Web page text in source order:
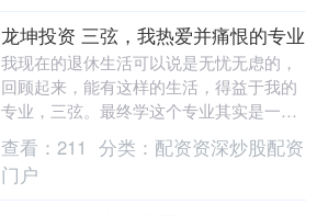
龙坤投资 三弦，我热爱并痛恨的专业
我现在的退休生活可以说是无忧无虑的，
回顾起来，能有这样的生活，得益于我的
专业，三弦。最终学这个专业其实是一次
机缘巧合。 我出生在一个普通的小林业
局。那个时候，女....
查看： 211 分类： 配资资深炒股配资
门户